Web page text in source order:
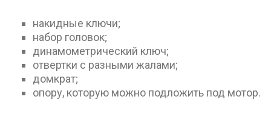
накидные ключи;
набор головок;
динамометрический ключ;
отвертки с разными жалами;
домкрат;
опору, которую можно подложить под мотор.